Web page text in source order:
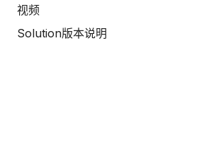
视频
Solution版本说明